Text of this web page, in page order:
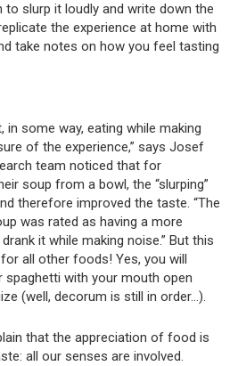
slurp it loudly and write down the
the experience at home with
take notes on how you feel tasting
in some way, eating while making
of the experience,” says Josef
team noticed that for
soup from a bowl, the “slurping”
therefore improved the taste. “The
was rated as having a more
it while making noise.” But this
all other foods! Yes, you will
spaghetti with your mouth open
(well, decorum is still in order…).
that the appreciation of food is
all our senses are involved.